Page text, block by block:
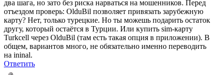
два шага, но зато без риска нарваться на мошенников. Перед
отъездом проверь: OlduBil позволяет привязать зарубежную
карту? Нет, только турецкие. Но ты можешь подарить остаток
другу, который остаётся в Турции. Или купить sim-карту
Turkcell через OlduBil (там есть такая опция в приложении). В
общем, вариантов много, не обязательно именно переводить
на ininal.
Ответить